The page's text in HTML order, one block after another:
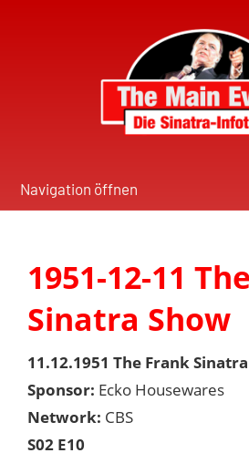
Navigation öffnen
1951-12-11
Sinatra Show
11.12.1951 The Frank
Sponsor: Ecko Housewares
Network: CBS
S02 E10